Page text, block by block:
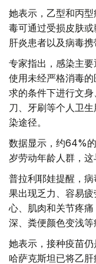
她表示，乙型和丙
毒可通过受损皮肤
肝炎患者以及病毒携
专家指出，感染主要
使用未经严格消毒
求的条件下进行文
刀、牙刷等个人卫
染途径。
数据显示，约64%
岁劳动年龄人群，这
普拉利耶娃提醒，
果出现乏力、容易
心、肌肉和关节疼
深、粪便颜色变浅等
她表示，接种疫苗仍
哈萨克斯坦已将乙